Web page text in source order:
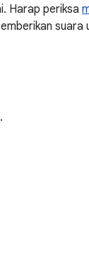
Harap periksa
suara